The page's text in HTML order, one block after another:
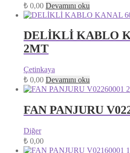
₺ 0,00 Devamını oku
DELİKLİ KABLO
2MT
Çetinkaya
₺ 0,00 Devamını oku
FAN PANJURU
Diğer
₺ 0,00